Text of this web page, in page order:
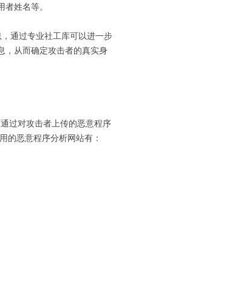
姓名等。
通过专业社工库可以进一步
，从而确定攻击者的真实身
过对攻击者上传的恶意程序
的恶意程序分析网站有：